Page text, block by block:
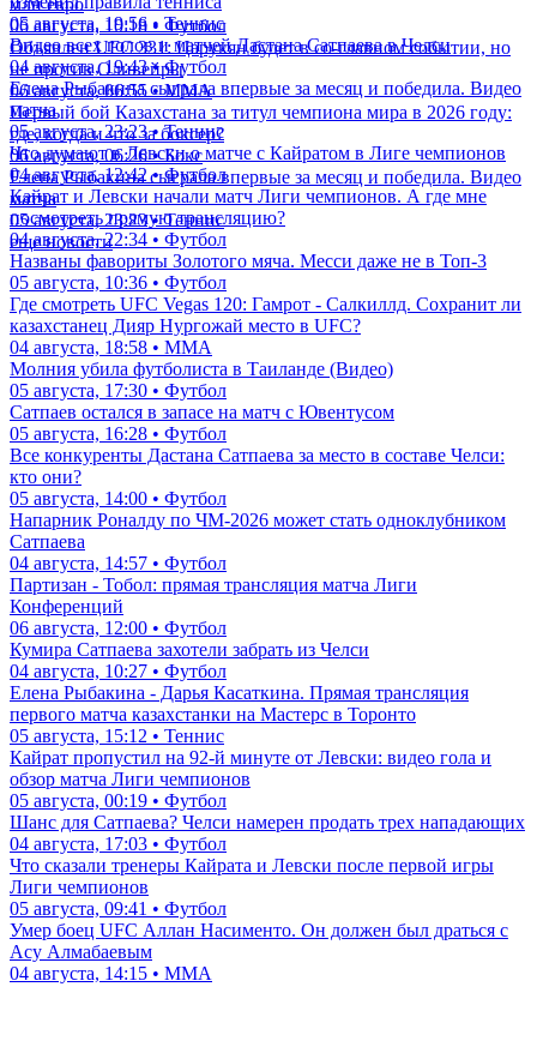
млн евро
06 августа, 10:18 • Футбол
Объявлен UFC 331: Царукян будет в со-главном событии, но
не против Оливейры
06 августа, 06:55 • ММА
Первый бой Казахстана за титул чемпиона мира в 2026 году:
где, когда и что за боксер?
06 августа, 06:26 • Бокс
Елена Рыбакина сыграла впервые за месяц и победила. Видео
матча
05 августа, 23:23 • Теннис
еще новости
05 августа, 19:56 • Теннис
Видео всех голов и матчей Дастана Сатпаева в Челси
04 августа, 19:43 • Футбол
Елена Рыбакина сыграла впервые за месяц и победила. Видео
матча
05 августа, 23:23 • Теннис
Что думают в Левски о матче с Кайратом в Лиге чемпионов
04 августа, 12:42 • Футбол
Кайрат и Левски начали матч Лиги чемпионов. А где мне
посмотреть прямую трансляцию?
04 августа, 22:34 • Футбол
Названы фавориты Золотого мяча. Месси даже не в Топ-3
05 августа, 10:36 • Футбол
Где смотреть UFC Vegas 120: Гамрот - Салкиллд. Сохранит ли
казахстанец Дияр Нургожай место в UFC?
04 августа, 18:58 • ММА
Молния убила футболиста в Таиланде (Видео)
05 августа, 17:30 • Футбол
Сатпаев остался в запасе на матч с Ювентусом
05 августа, 16:28 • Футбол
Все конкуренты Дастана Сатпаева за место в составе Челси:
кто они?
05 августа, 14:00 • Футбол
Напарник Роналду по ЧМ-2026 может стать одноклубником
Сатпаева
04 августа, 14:57 • Футбол
Партизан - Тобол: прямая трансляция матча Лиги
Конференций
06 августа, 12:00 • Футбол
Кумира Сатпаева захотели забрать из Челси
04 августа, 10:27 • Футбол
Елена Рыбакина - Дарья Касаткина. Прямая трансляция
первого матча казахстанки на Мастерс в Торонто
05 августа, 15:12 • Теннис
Кайрат пропустил на 92-й минуте от Левски: видео гола и
обзор матча Лиги чемпионов
05 августа, 00:19 • Футбол
Шанс для Сатпаева? Челси намерен продать трех нападающих
04 августа, 17:03 • Футбол
Что сказали тренеры Кайрата и Левски после первой игры
Лиги чемпионов
05 августа, 09:41 • Футбол
Умер боец UFC Аллан Насименто. Он должен был драться с
Асу Алмабаевым
04 августа, 14:15 • ММА